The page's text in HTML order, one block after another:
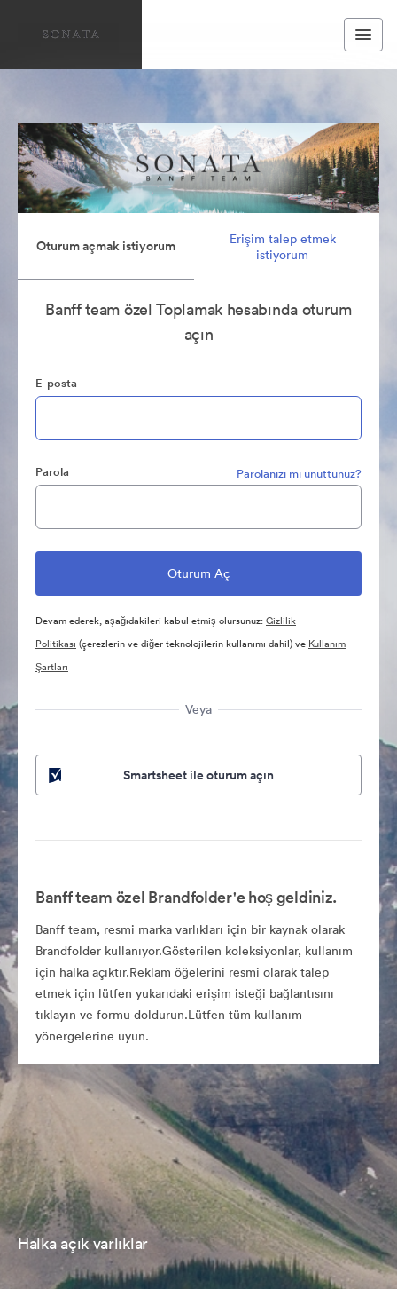
Oturum açmak istiyorum
Erişim talep etmek
istiyorum
Banff team özel Toplamak hesabında oturum
açın
E-posta
Parola Parolanızı mı unuttunuz?
Devam ederek, aşağıdakileri kabul etmiş olursunuz:Gizlilik
Politikası (çerezlerin ve diğer teknolojilerin kullanımı dahil) ve Kullanım
Şartları
Veya
Smartsheet ile oturum açın
Banff team özel Brandfolder'e hoş geldiniz.
Banff team, resmi marka varlıkları için bir kaynak olarak
Brandfolder kullanıyor.Gösterilen koleksiyonlar, kullanım
için halka açıktır.Reklam öğelerini resmi olarak talep
etmek için lütfen yukarıdaki erişim isteği bağlantısını
tıklayın ve formu doldurun.Lütfen tüm kullanım
yönergelerine uyun.
Halka açık varlıklar